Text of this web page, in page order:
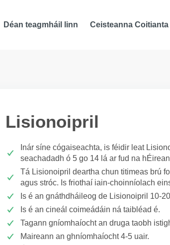
Déan teagmháil linn Ceisteanna Coitianta
Lisionoipril
Inár síne cógaiseachta, is féidir leat
seachadadh ó 5 go 14 lá ar fud na
Tá Lisionoipril deartha chun titimeas brú
agus stróc. Is friothaí iain-choinníolach
Is é an gnáthdháileog de Lisionoipril 10-
Is é an cineál coimeádáin ná taibléad é.
Tagann gníomhaíocht an druga taobh
Maireann an ghníomhaíocht 4-5 uair.